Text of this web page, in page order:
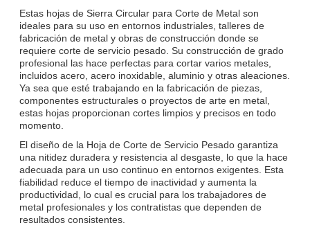
Estas hojas de Sierra Circular para Corte de Metal son
ideales para su uso en entornos industriales, talleres de
fabricación de metal y obras de construcción donde se
requiere corte de servicio pesado. Su construcción de grado
profesional las hace perfectas para cortar varios metales,
incluidos acero, acero inoxidable, aluminio y otras aleaciones.
Ya sea que esté trabajando en la fabricación de piezas,
componentes estructurales o proyectos de arte en metal,
estas hojas proporcionan cortes limpios y precisos en todo
momento.
El diseño de la Hoja de Corte de Servicio Pesado garantiza
una nitidez duradera y resistencia al desgaste, lo que la hace
adecuada para un uso continuo en entornos exigentes. Esta
fiabilidad reduce el tiempo de inactividad y aumenta la
productividad, lo cual es crucial para los trabajadores de
metal profesionales y los contratistas que dependen de
resultados consistentes.